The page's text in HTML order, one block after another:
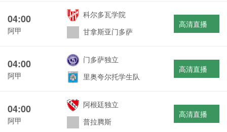
04:00
阿甲
科尔多瓦学院
甘拿斯亚门多萨
高清直播
04:00
阿甲
门多萨独立
里奥夸尔托学生队
高清直播
04:00
阿甲
阿根廷独立
普拉腾斯
高清直播